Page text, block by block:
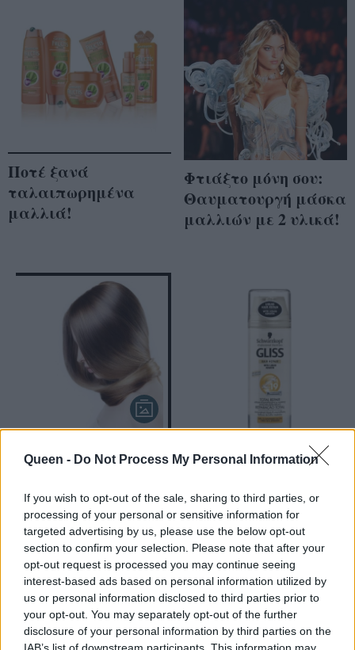
Queen - Do Not Process My Personal Information
If you wish to opt-out of the sale, sharing to third parties, or
processing of your personal or sensitive information for
targeted advertising by us, please use the below opt-out
section to confirm your selection. Please note that after your
opt-out request is processed you may continue seeing
interest-based ads based on personal information utilized by
us or personal information disclosed to third parties prior to
your opt-out. You may separately opt-out of the further
disclosure of your personal information by third parties on the
IAB’s list of downstream participants. This information may
Ποτέ ξανά
ταλαιπωρημένα
μαλλιά!
Φτιάξτο μόνη σου:
Θαυματουργή μάσκα
μαλλιών με 2 υλικά!
Best by test: 5 top
λαμπερά μαλλιά!
19 ενεργά συστατικά
μαλλιά σας!